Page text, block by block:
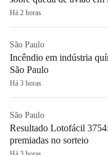
Há 2 horas
São Paulo
Incêndio em indústria
São Paulo
Há 3 horas
São Paulo
Resultado Lotofácil
premiadas no sorteio